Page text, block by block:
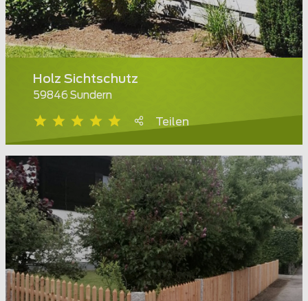
Holz Sichtschutz
59846 Sundern
Teilen